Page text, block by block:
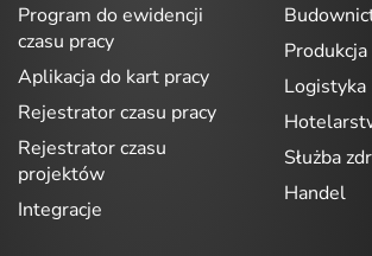
Program do ewidencji
czasu pracy
Aplikacja do kart pracy
Rejestrator czasu pracy
Rejestrator czasu
projektów
Integracje
Produkcja
Logistyka
Służba
Handel